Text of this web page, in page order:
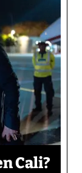
Cali?